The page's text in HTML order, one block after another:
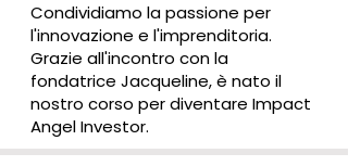
Condividiamo la passione per
l'innovazione e l'imprenditoria.
Grazie all'incontro con la
fondatrice Jacqueline, è nato il
nostro corso per diventare Impact
Angel Investor.